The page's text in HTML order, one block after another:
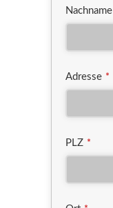
Nachname
Adresse *
PLZ *